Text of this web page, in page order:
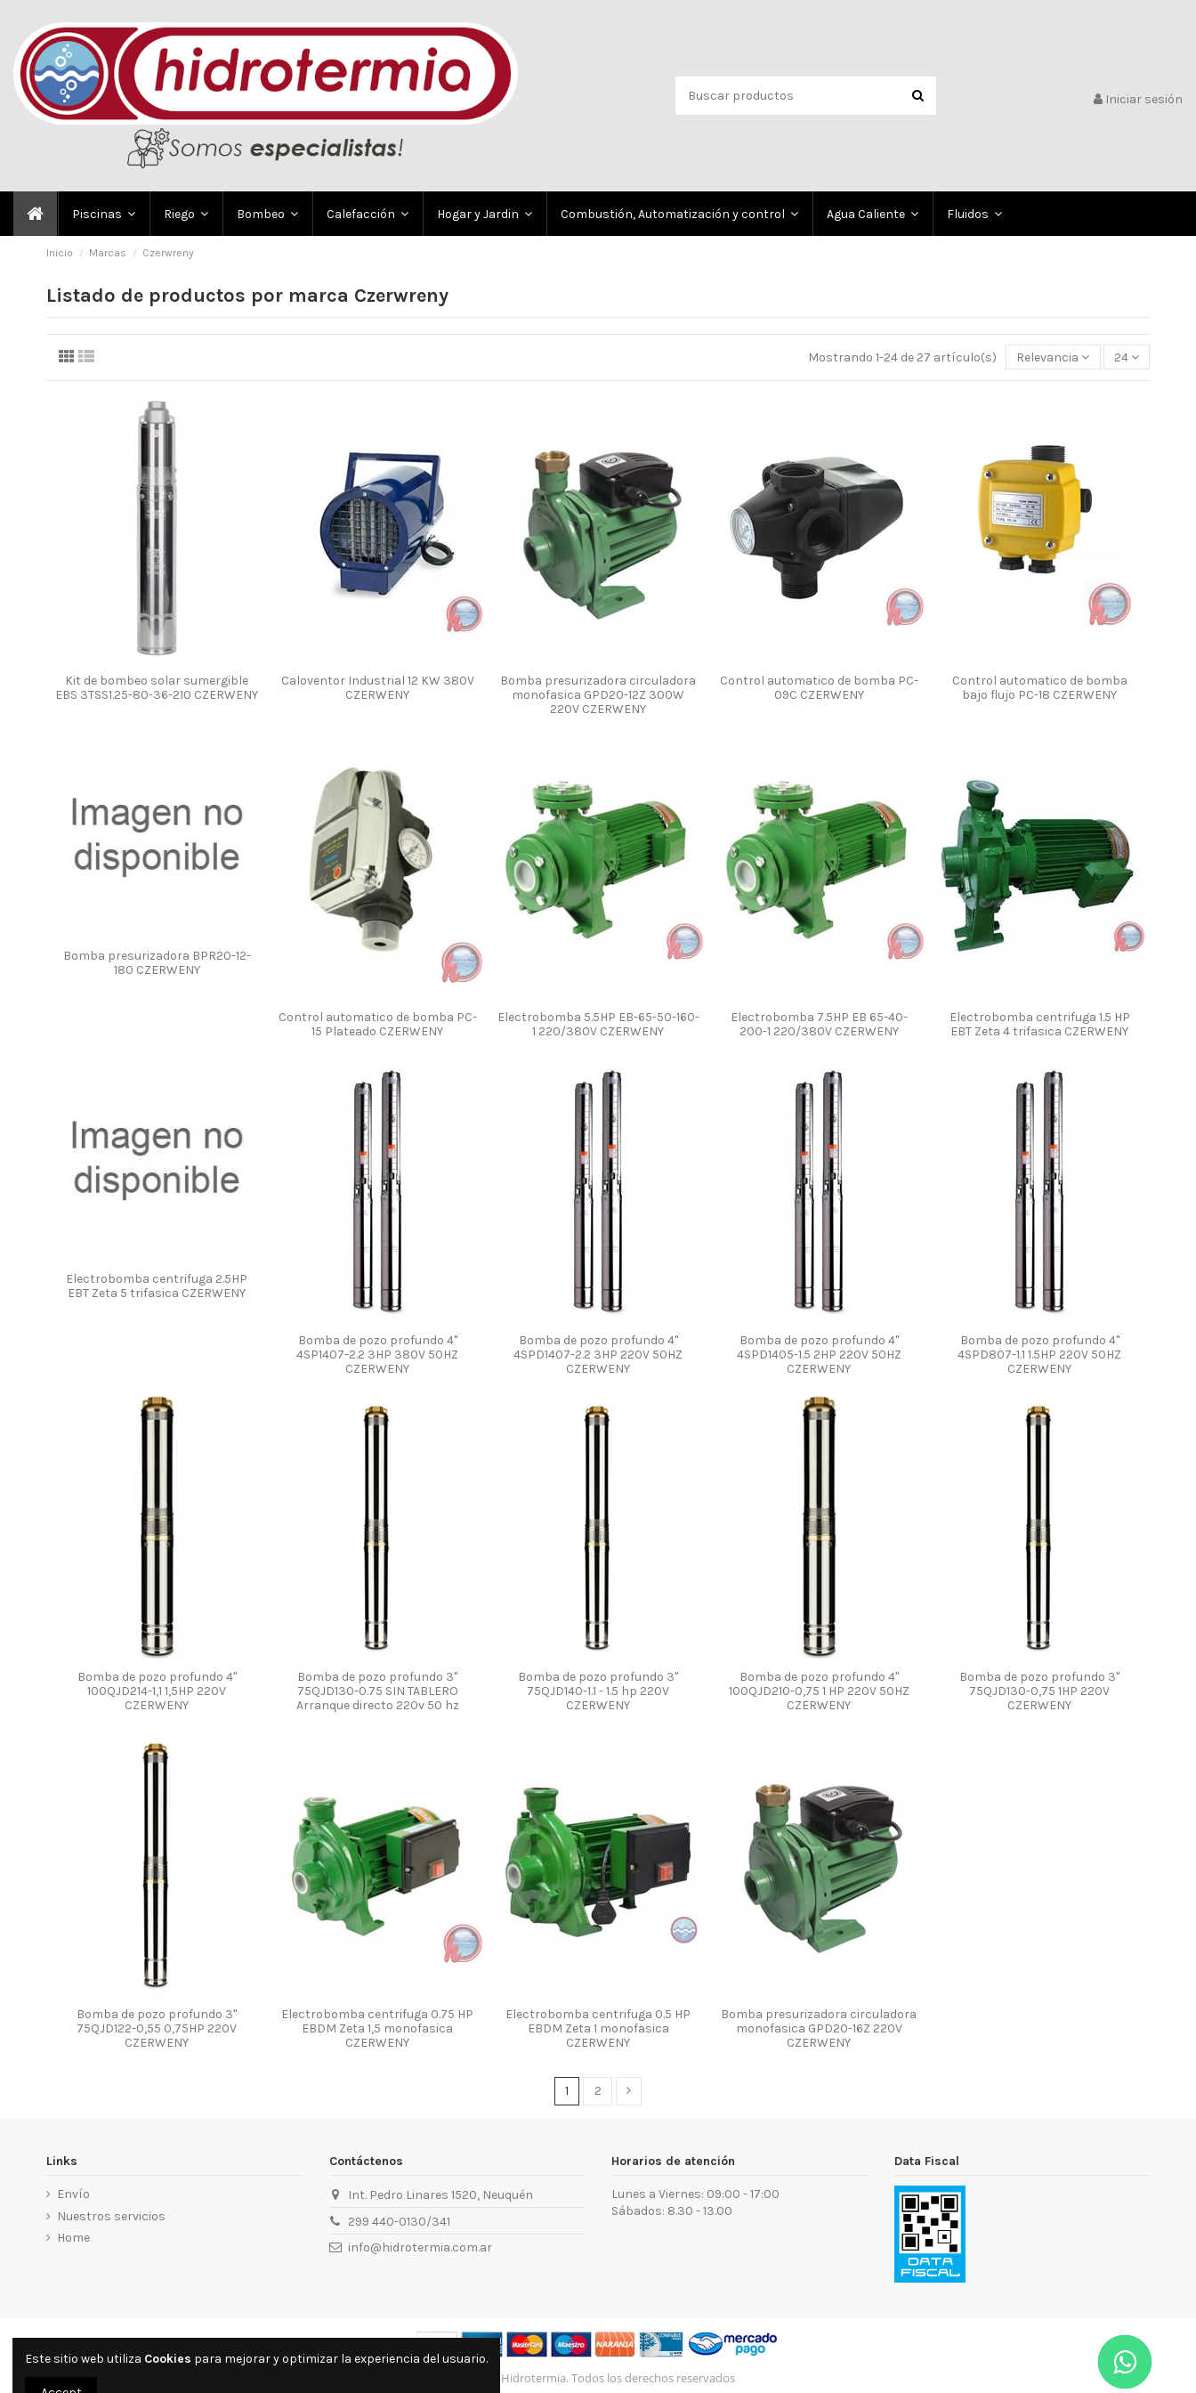
Iniciar sesión
Piscinas Riego Bombeo Calefacción Hogar y Jardin Combustión, Automatización y control Agua Caliente Fluidos
Inicio Marcas Czerwreny
Listado de productos por marca Czerwreny
Mostrando 1-24 de 27 artículo(s) Relevancia 24
Kit de bombeo solar sumergible
EBS 3TSS1.25-80-36-210 CZERWENY
Caloventor Industrial 12 KW 380V
CZERWENY
Bomba presurizadora circuladora
monofasica GPD20-12Z 300W
220V CZERWENY
Control automatico de bomba PC-
09C CZERWENY
Control automatico de bomba
bajo flujo PC-18 CZERWENY
Bomba presurizadora BPR20-12-
180 CZERWENY
Control automatico de bomba PC-
15 Plateado CZERWENY
Electrobomba 5.5HP EB-65-50-160-
1 220/380V CZERWENY
Electrobomba 7.5HP EB 65-40-
200-1 220/380V CZERWENY
Electrobomba centrifuga 1.5 HP
EBT Zeta 4 trifasica CZERWENY
Electrobomba centrifuga 2.5HP
EBT Zeta 5 trifasica CZERWENY
Bomba de pozo profundo 4"
4SP1407-2.2 3HP 380V 50HZ
CZERWENY
Bomba de pozo profundo 4"
4SPD1407-2.2 3HP 220V 50HZ
CZERWENY
Bomba de pozo profundo 4"
4SPD1405-1.5 2HP 220V 50HZ
CZERWENY
Bomba de pozo profundo 4"
4SPD807-1.1 1.5HP 220V 50HZ
CZERWENY
Bomba de pozo profundo 4"
100QJD214-1,1 1,5HP 220V
CZERWENY
Bomba de pozo profundo 3"
75QJD130-0.75 SIN TABLERO
Arranque directo 220v 50 hz
Bomba de pozo profundo 3"
75QJD140-1.1 - 1.5 hp 220V
CZERWENY
Bomba de pozo profundo 4"
100QJD210-0,75 1 HP 220V 50HZ
CZERWENY
Bomba de pozo profundo 3"
75QJD130-0,75 1HP 220V
CZERWENY
Bomba de pozo profundo 3"
75QJD122-0,55 0,75HP 220V
CZERWENY
Electrobomba centrifuga 0.75 HP
EBDM Zeta 1,5 monofasica
CZERWENY
Electrobomba centrifuga 0.5 HP
EBDM Zeta 1 monofasica
CZERWENY
Bomba presurizadora circuladora
monofasica GPD20-16Z 220V
CZERWENY
1 2
Links
Envío
Nuestros servicios
Home
Contáctenos
Int. Pedro Linares 1520, Neuquén
299 440-0130/341
info@hidrotermia.com.ar
Horarios de atención
Lunes a Viernes: 09:00 - 17:00
Sábados: 8.30 - 13.00
Data Fiscal
© 2024 Hidrotermia. Todos los derechos reservados
Este sitio web utiliza Cookies para mejorar y optimizar la experiencia del usuario.